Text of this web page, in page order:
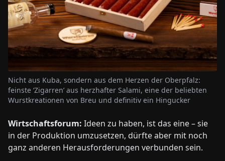
Nicht aus Kuba, sondern aus dem Herzen der Oberpfalz:
feinste ‘Zigarren’ aus herzhafter Salami, eine der beliebten
Wurstkreationen von Breu und definitiv ein Hingucker
Wirtschaftsforum: Ideen zu haben, ist das eine – sie
in der Produktion umzusetzen, dürfte aber mit noch
ganz anderen Herausforderungen verbunden sein.